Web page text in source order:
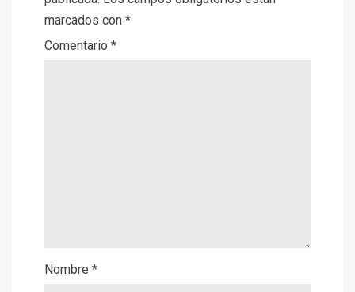
marcados con *
Comentario *
Nombre *